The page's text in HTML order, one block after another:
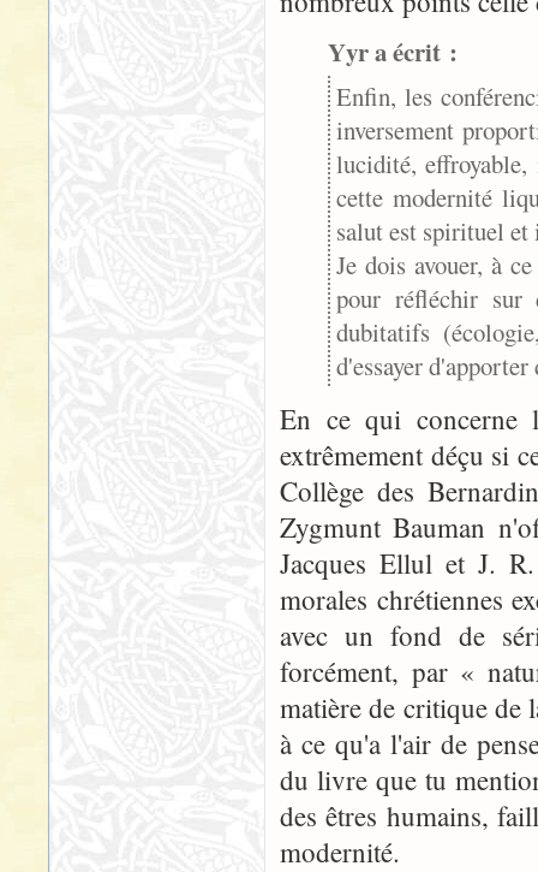
Yyr a écrit :
Enfin, les
inversement
lucidité,
cette modernité
salut est spirituel
Je dois avouer, à
pour réfléchir sur
dubitatifs
d'essayer d'apporter
En ce qui concerne
extrêmement déçu si
Collège des
Zygmunt Bauman
Jacques Ellul et J.
morales chrétiennes
avec un fond de
forcément, par «
matière de critique de
à ce qu'a l'air de
du livre que tu
des êtres humains,
modernité.